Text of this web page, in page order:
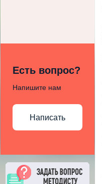
Есть вопрос?
Напишите нам
Написать